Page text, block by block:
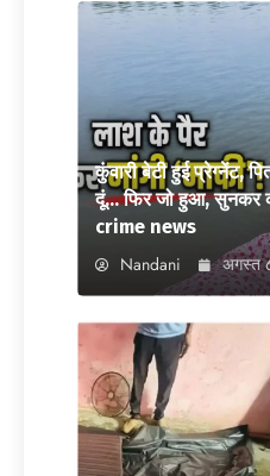
कुंवारी बेटी हुई प्रेग्नेंट,
दूं… फिर जो हुआ, सुनकर
crime news
Nandani अगस्त